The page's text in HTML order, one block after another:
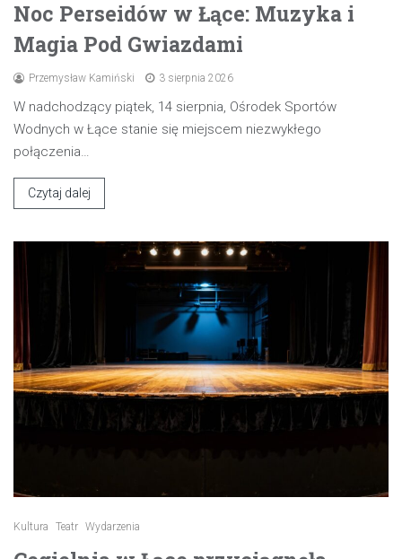
Noc Perseidów w Łące: Muzyka i
Magia Pod Gwiazdami
Przemysław Kamiński 3 sierpnia 2026
W nadchodzący piątek, 14 sierpnia, Ośrodek Sportów
Wodnych w Łące stanie się miejscem niezwykłego
połączenia…
Czytaj dalej
Kultura Teatr Wydarzenia